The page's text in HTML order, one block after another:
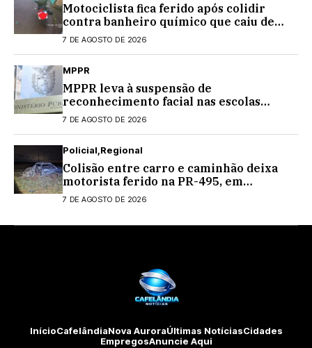
Motociclista fica ferido após colidir
contra banheiro químico que caiu de
caminhão na PRC-467, em Cascavel
7 DE AGOSTO DE 2026
MPPR
MPPR leva à suspensão de
reconhecimento facial nas escolas
estaduais
7 DE AGOSTO DE 2026
Policial Regional
Colisão entre carro e caminhão deixa
motorista ferido na PR-495, em
Medianeira
7 DE AGOSTO DE 2026
InícioCafelândiaNova AuroraÚltimas NotíciasCidades
EmpregosAnuncie Aqui